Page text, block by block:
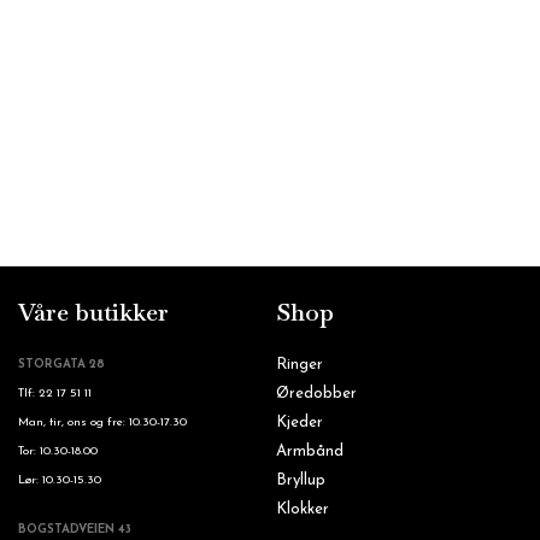
Våre butikker
STORGATA 28
Tlf: 22 17 51 11
Man, tir, ons og fre: 10.30-17.30
Tor: 10.30-18.00
Lør: 10.30-15.30
BOGSTADVEIEN 43
Shop
Ringer
Øredobber
Kjeder
Armbånd
Bryllup
Klokker